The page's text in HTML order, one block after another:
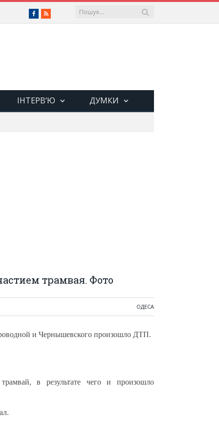
Facebook
RSS
ІНТЕРВ’Ю ДУМКИ
трамвая. Фото
ОДЕСА
и Чернышевского произошло ДТП.
в результате чего и произошло